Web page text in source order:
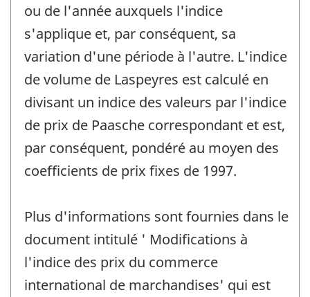
ou de l'année auxquels l'indice
s'applique et, par conséquent, sa
variation d'une période à l'autre. L'indice
de volume de Laspeyres est calculé en
divisant un indice des valeurs par l'indice
de prix de Paasche correspondant et est,
par conséquent, pondéré au moyen des
coefficients de prix fixes de 1997.
Plus d'informations sont fournies dans le
document intitulé ' Modifications à
l'indice des prix du commerce
international de marchandises' qui est